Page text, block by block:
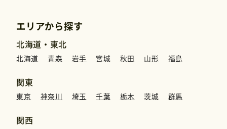
免責事項
お問い合わせ
エリアから探す
北海道・東北
北海道 青森 岩手 宮城 秋田 山形 福島
関東
東京 神奈川 埼玉 千葉 栃木 茨城 群馬
関西